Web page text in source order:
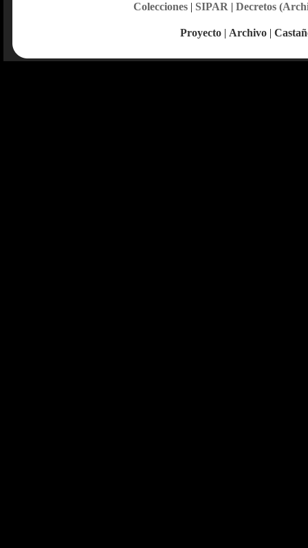
Colecciones| SIPAR | Decretos
Proyecto | Archivo |